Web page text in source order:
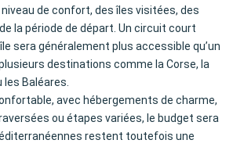
niveau de confort, des îles visitées, des
la période de départ. Un circuit court
sera généralement plus accessible qu’un
destinations comme la Corse, la
les Baléares.
avec hébergements de charme,
ou étapes variées, le budget sera
restent toutefois une